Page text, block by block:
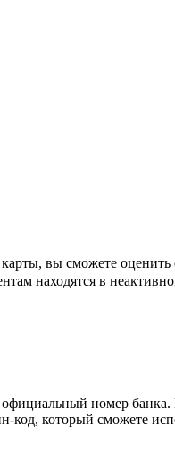
вы сможете
находятся в
номер
код, который сможете